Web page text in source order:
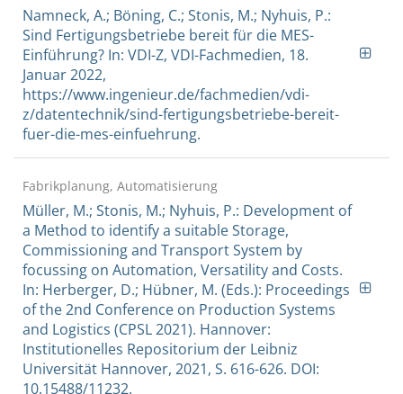
Namneck, A.; Böning, C.; Stonis, M.; Nyhuis, P.:
Sind Fertigungsbetriebe bereit für die MES-
Einführung? In: VDI-Z, VDI-Fachmedien, 18.
Januar 2022,
https://www.ingenieur.de/fachmedien/vdi-
z/datentechnik/sind-fertigungsbetriebe-bereit-
fuer-die-mes-einfuehrung.
Fabrikplanung, Automatisierung
Müller, M.; Stonis, M.; Nyhuis, P.: Development of
a Method to identify a suitable Storage,
Commissioning and Transport System by
focussing on Automation, Versatility and Costs.
In: Herberger, D.; Hübner, M. (Eds.): Proceedings
of the 2nd Conference on Production Systems
and Logistics (CPSL 2021). Hannover:
Institutionelles Repositorium der Leibniz
Universität Hannover, 2021, S. 616-626. DOI:
10.15488/11232.